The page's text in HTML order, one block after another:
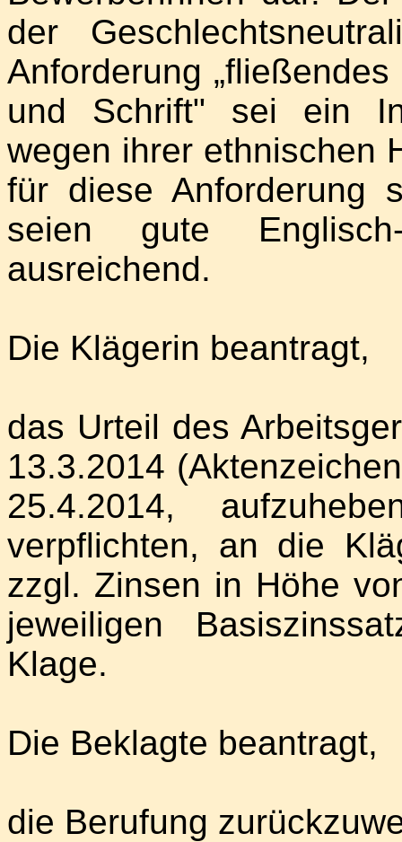
der
Anforderung
und Schrift" sei ein
wegen ihrer ethnischen
für diese Anforderung
seien gute
ausreichend.
Die Klägerin beantragt,
das Urteil des
13.3.2014
25.4.2014,
verpflichten, an die
zzgl. Zinsen in Höhe
jeweiligen
Klage.
Die Beklagte beantragt,
die Berufung